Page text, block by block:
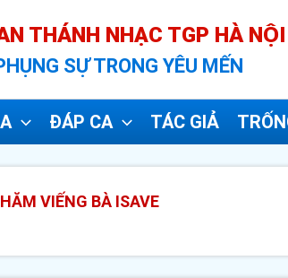
THÁNH NHẠC TGP HÀ NỘI
SỰ TRONG YÊU MẾN
ĐÁP CA TÁC GIẢ
VIẾNG BÀ ISAVE